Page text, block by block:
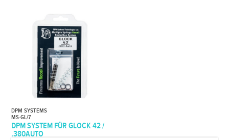
DPM SYSTEMS
MS-GL/7
DPM SYSTEM FÜR GLOCK 42 /
.380AUTO